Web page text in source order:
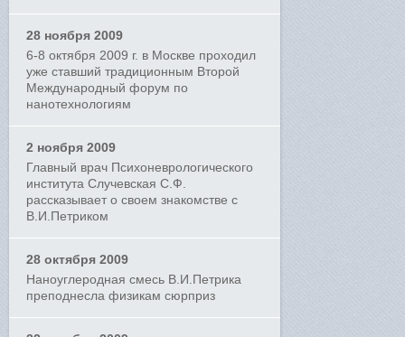
28 ноября 2009
6-8 октября 2009 г. в Москве проходил
уже ставший традиционным Второй
Международный форум по
нанотехнологиям
2 ноября 2009
Главный врач Психоневрологического
института Случевская С.Ф.
рассказывает о своем знакомстве с
В.И.Петриком
28 октября 2009
Наноуглеродная смесь В.И.Петрика
преподнесла физикам сюрприз